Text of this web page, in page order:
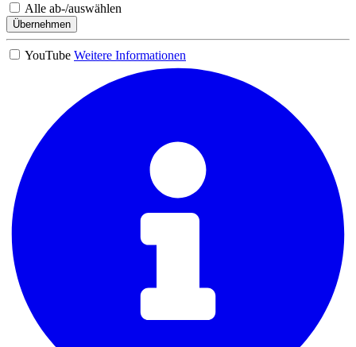
Alle ab-/auswählen
Übernehmen
YouTube Weitere Informationen